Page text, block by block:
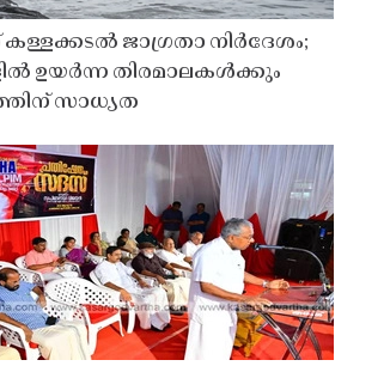
ജാഗ്രതാ നിർദേശം;
ഉയർന്ന തിരമാലകൾക്കും
സാധ്യത